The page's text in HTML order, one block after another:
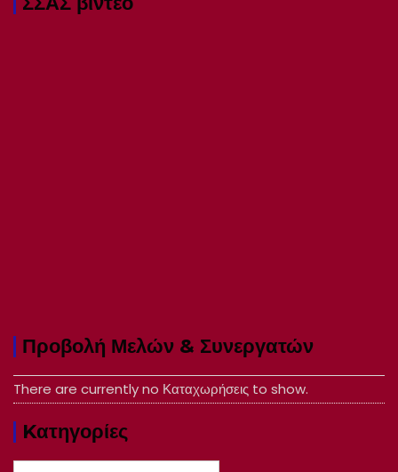
Προβολή Μελών & Συνεργατών
There are currently no Καταχωρήσεις to show.
Kατηγορίες